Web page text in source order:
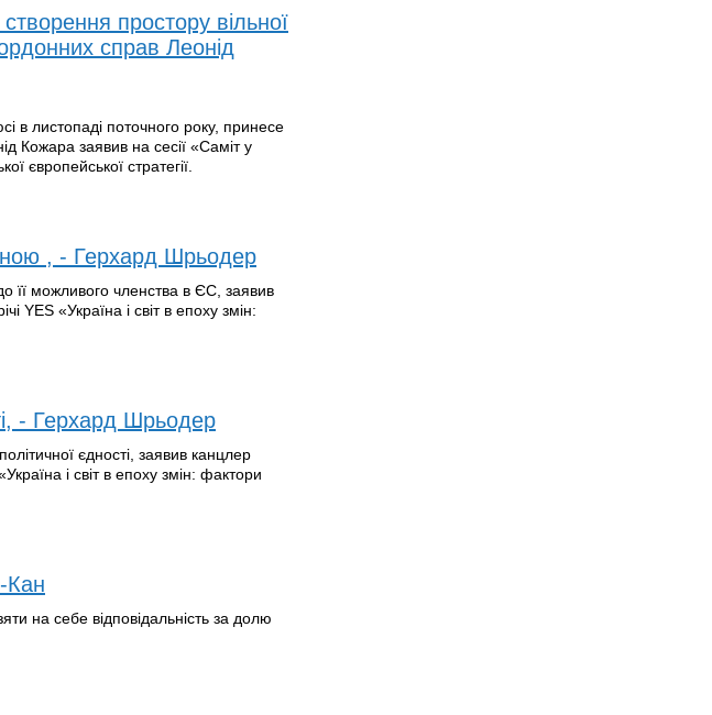
простору вільної
справ Леонід
в листопаді поточного року, принесе
Кожара заявив на сесії «Саміт у
європейської стратегії.
, - Герхард Шрьодер
її можливого членства в ЄС, заявив
YES «Україна і світ в епоху змін:
- Герхард Шрьодер
єдності, заявив канцлер
і світ в епоху змін: фактори
Кан
на себе відповідальність за долю